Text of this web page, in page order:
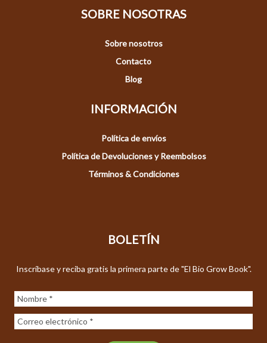
SOBRE NOSOTRAS
Sobre nosotros
Contacto
Blog
INFORMACIÓN
Política de envíos
Política de Devoluciones y Reembolsos
Términos & Condiciones
BOLETÍN
Inscríbase y reciba gratis la primera parte de "El Bio Grow Book".